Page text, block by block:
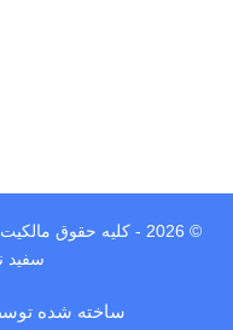
© 2026 - کلیه حقوق
سفید
ساخته شده